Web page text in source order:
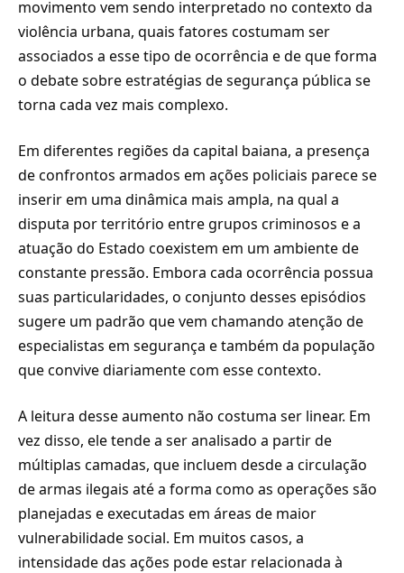
movimento vem sendo interpretado no contexto da
violência urbana, quais fatores costumam ser
associados a esse tipo de ocorrência e de que forma
o debate sobre estratégias de segurança pública se
torna cada vez mais complexo.
Em diferentes regiões da capital baiana, a presença
de confrontos armados em ações policiais parece se
inserir em uma dinâmica mais ampla, na qual a
disputa por território entre grupos criminosos e a
atuação do Estado coexistem em um ambiente de
constante pressão. Embora cada ocorrência possua
suas particularidades, o conjunto desses episódios
sugere um padrão que vem chamando atenção de
especialistas em segurança e também da população
que convive diariamente com esse contexto.
A leitura desse aumento não costuma ser linear. Em
vez disso, ele tende a ser analisado a partir de
múltiplas camadas, que incluem desde a circulação
de armas ilegais até a forma como as operações são
planejadas e executadas em áreas de maior
vulnerabilidade social. Em muitos casos, a
intensidade das ações pode estar relacionada à